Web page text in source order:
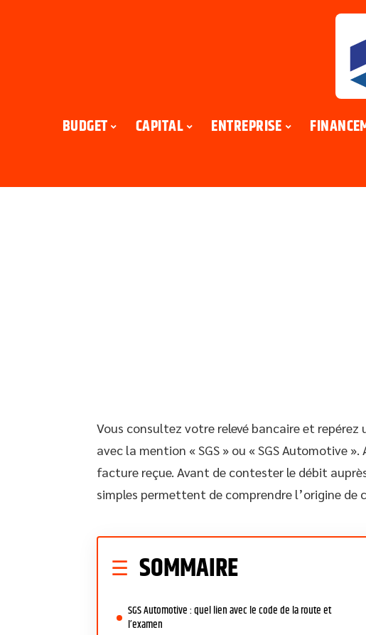
BUDGET CAPITAL ENTREPRISE
Vous consultez votre relevé bancaire et
avec la mention « SGS » ou « SGS Automotive
facture reçue. Avant de contester le débit
simples permettent de comprendre l’origine
SOMMAIRE
SGS Automotive : quel lien avec le code de la route et
l’examen